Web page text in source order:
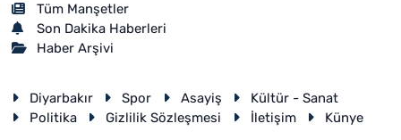
Tüm Manşetler
Son Dakika Haberleri
Haber Arşivi
Diyarbakır Spor Asayiş
Kültür - Sanat
Politika
Gizlilik Sözleşmesi İletişim Künye